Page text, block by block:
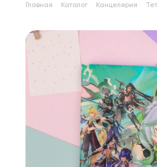
Главная Каталог Канцелярия